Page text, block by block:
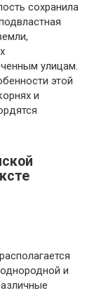
сохранила
улицам.
этой
и
и